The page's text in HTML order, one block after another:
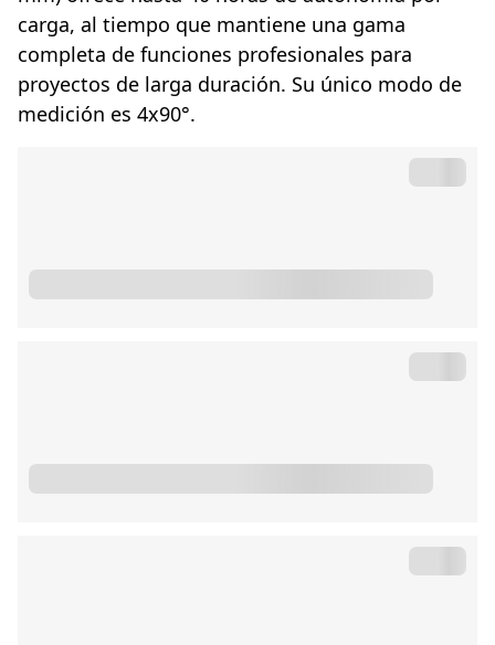
carga, al tiempo que mantiene una gama
completa de funciones profesionales para
proyectos de larga duración. Su único modo de
medición es 4x90°.